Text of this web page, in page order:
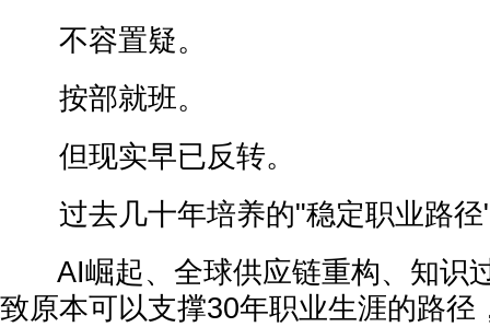
不容置疑。
按部就班。
但现实早已反转。
过去几十年培养的"稳定职业路径
AI崛起、全球供应链重构、知识
致原本可以支撑30年职业生涯的路径